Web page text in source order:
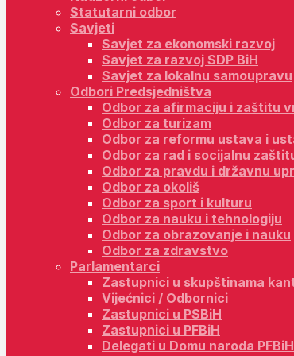
Statutarni odbor
Savjeti
Savjet za ekonomski razvoj
Savjet za razvoj SDP BiH
Savjet za lokalnu samoupravu
Odbori Predsjedništva
Odbor za afirmaciju i zaštitu
Odbor za turizam
Odbor za reformu ustava i
Odbor za rad i socijalnu
Odbor za pravdu i državnu
Odbor za okoliš
Odbor za sport i kulturu
Odbor za nauku i tehnologiju
Odbor za obrazovanje i nauku
Odbor za zdravstvo
Parlamentarci
Zastupnici u skupštinama
Vijećnici / Odbornici
Zastupnici u PSBiH
Zastupnici u PFBiH
Delegati u Domu naroda PFBiH